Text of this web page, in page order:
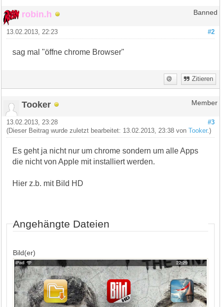
robin.h Banned
#2
13.02.2013, 22:23
sag mal "öffne chrome Browser"
Zitieren
Tooker Member
#3
13.02.2013, 23:28
(Dieser Beitrag wurde zuletzt bearbeitet: 13.02.2013, 23:38 vonTooker.)
Es geht ja nicht nur um chrome sondern um alle Apps
die nicht von Apple mit installiert werden.
Hier z.b. mit Bild HD
Angehängte Dateien
Bild(er)